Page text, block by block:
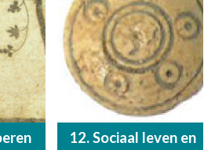
12. Sociaal leven en